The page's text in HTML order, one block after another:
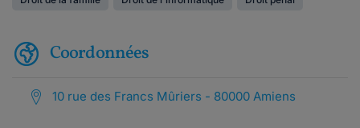
Coordonnées
10 rue des Francs Mûriers - 80000 Amiens